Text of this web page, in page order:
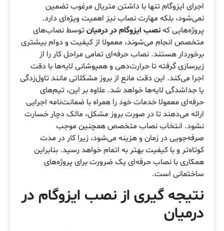
اجرای ایزوگام تنها با داشتن متریال مرغوب تضمین
نمی‌شود، بلکه مهارت نصاب نیز اهمیت ویژه‌ای دارد.
پروژه‌هایی کهنصب ایزوگام در درمیانتوسط نصاب‌های
متخصص انجام می‌شوند، معمولا از کیفیت و دوام بیشتری
برخوردار هستند. نصاب حرفه‌ای تمامی مراحل کار را از
زیرسازی گرفته تا حرارت‌دهی و همپوشانی لایه‌ها با دقت
اجرا می‌کند. این دقت مانع از بروز مشکلاتی مانند تاول‌زدگی
یا جداشدگی لایه‌ها خواهد شد. علاوه بر این، تیم‌های
حرفه‌ای معمولا خدمات خود را همراه با ضمانت‌نامه اجرایی
ارائه می‌دهند تا در صورت بروز مشکل، مالک دچار خسارت
نشود. انتخاب نصاب متخصص همچنین موجب
صرفه‌جویی در زمان و هزینه می‌شود، زیرا کار در مدت
کوتاه‌تر و با کیفیت بهتر به اتمام خواهد رسید. بنابراین
همکاری با نصاب حرفه‌ای یک ضرورت برای پروژه‌های
ساختمانی است.
نتیجه گیری از نصب ایزوگام در
درمیان